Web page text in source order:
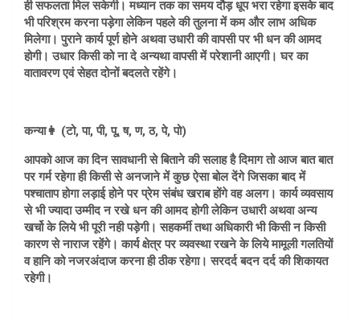
ही सफलता मिल सकेगी। मध्यान तक का समय दौड़ धूप भरा रहेगा इसके बाद
भी परिश्रम करना पड़ेगा लेकिन पहले की तुलना में कम और लाभ अधिक
मिलेगा। पुराने कार्य पूर्ण होने अथवा उधारी की वापसी पर भी धन की आमद
होगी। उधार किसी को ना दे अन्यथा वापसी में परेशानी आएगी। घर का
वातावरण एवं सेहत दोनों बदलते रहेंगे।
कन्या👩 (टो, पा, पी, पू, ष, ण, ठ, पे, पो)
आपको आज का दिन सावधानी से बिताने की सलाह है दिमाग तो आज बात बात
पर गर्म रहेगा ही किसी से अनजाने में कुछ ऐसा बोल देंगे जिसका बाद में
पश्चाताप होगा लड़ाई होने पर प्रेम संबंध खराब होंगे वह अलग। कार्य व्यवसाय
से भी ज्यादा उम्मीद न रखे धन की आमद होगी लेकिन उधारी अथवा अन्य
खर्चो के लिये भी पूरी नही पड़ेगी। सहकर्मी तथा अधिकारी भी किसी न किसी
कारण से नाराज रहेंगे। कार्य क्षेत्र पर व्यवस्था रखने के लिये मामूली गलतियों
व हानि को नजरअंदाज करना ही ठीक रहेगा। सरदर्द बदन दर्द की शिकायत
रहेगी।